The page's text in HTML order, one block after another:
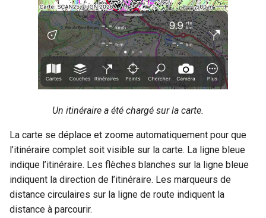
Un itinéraire a été chargé sur la carte.
La carte se déplace et zoome automatiquement pour que
l’itinéraire complet soit visible sur la carte. La ligne bleue
indique l’itinéraire. Les flèches blanches sur la ligne bleue
indiquent la direction de l’itinéraire. Les marqueurs de
distance circulaires sur la ligne de route indiquent la
distance à parcourir.